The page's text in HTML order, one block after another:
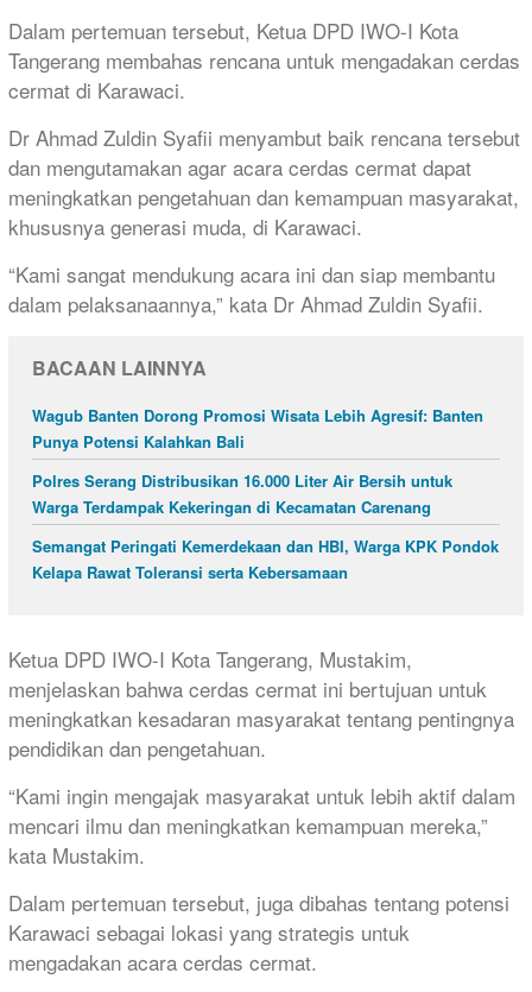
Dalam pertemuan tersebut, Ketua DPD IWO-I Kota
Tangerang membahas rencana untuk mengadakan cerdas
cermat di Karawaci.
Dr Ahmad Zuldin Syafii menyambut baik rencana tersebut
dan mengutamakan agar acara cerdas cermat dapat
meningkatkan pengetahuan dan kemampuan masyarakat,
khususnya generasi muda, di Karawaci.
“Kami sangat mendukung acara ini dan siap membantu
dalam pelaksanaannya,” kata Dr Ahmad Zuldin Syafii.
BACAAN LAINNYA
Wagub Banten Dorong Promosi Wisata Lebih Agresif: Banten
Punya Potensi Kalahkan Bali
Polres Serang Distribusikan 16.000 Liter Air Bersih untuk
Warga Terdampak Kekeringan di Kecamatan Carenang
Semangat Peringati Kemerdekaan dan HBI, Warga KPK Pondok
Kelapa Rawat Toleransi serta Kebersamaan
Ketua DPD IWO-I Kota Tangerang, Mustakim,
menjelaskan bahwa cerdas cermat ini bertujuan untuk
meningkatkan kesadaran masyarakat tentang pentingnya
pendidikan dan pengetahuan.
“Kami ingin mengajak masyarakat untuk lebih aktif dalam
mencari ilmu dan meningkatkan kemampuan mereka,”
kata Mustakim.
Dalam pertemuan tersebut, juga dibahas tentang potensi
Karawaci sebagai lokasi yang strategis untuk
mengadakan acara cerdas cermat.